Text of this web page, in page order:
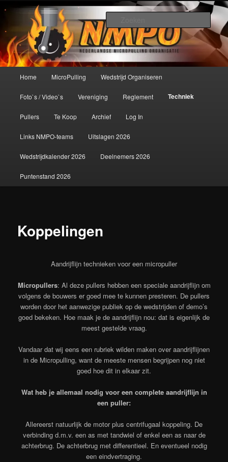
primaire
inhoudNederlandse MicroPulling
Organisatie
De meest krachtige modelbouwsport ter wereld!
Home MicroPulling Wedstrijd Organiseren
Foto`s / Video`s Vereniging Reglement Techniek
Pullers Te Koop Archief Log In
Links NMPO-teams Uitslagen 2026
Wedstrijdkalender 2026 Deelnemers 2026
Puntenstand 2026
Koppelingen
Aandrijflijn technieken voor een micropuller
Micropullers: Al deze pullers hebben een speciale aandrijflijn om
volgens de bouwers er goed mee te kunnen presteren. De pullers
worden door het aanwezige publiek op de wedstrijden of demo’s
goed bekeken. Hoe maak je de aandrijflijn nou: dat is eigenlijk de
meest gestelde vraag.
Vandaar dat wij eens een rubriek wilden maken over aandrijflijnen
in de Micropulling, want de meeste mensen begrijpen nog niet
goed hoe dit in elkaar zit.
Wat heb je allemaal nodig voor een complete aandrijflijn in
een puller:
Allereerst natuurlijk de motor plus centrifugaal koppeling. De
verbinding d.m.v. een as met tandwiel of enkel een as naar de
achterbrug. De achterbrug met differentieel. En eventueel nodig
een eindvertraging.